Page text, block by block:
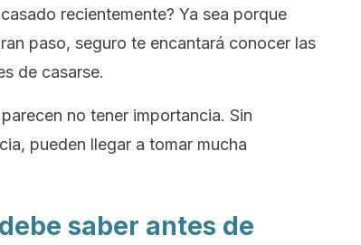
recientemente? Ya sea porque
paso, seguro te encantará conocer las
de casarse.
no tener importancia. Sin
pueden llegar a tomar mucha
saber antes de